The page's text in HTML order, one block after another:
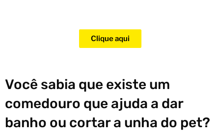
Clique aqui
Você sabia que existe um
comedouro que ajuda a dar
banho ou cortar a unha do pet?